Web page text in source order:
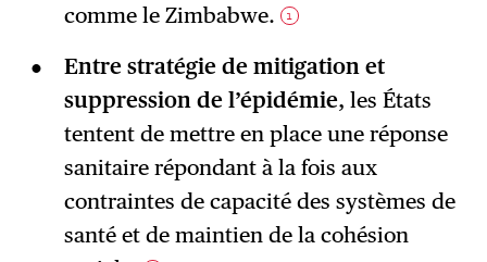
comme le Zimbabwe.
1
Entre stratégie de mitigation et
suppression de l’épidémie, les États
tentent de mettre en place une réponse
sanitaire répondant à la fois aux
contraintes de capacité des systèmes de
santé et de maintien de la cohésion